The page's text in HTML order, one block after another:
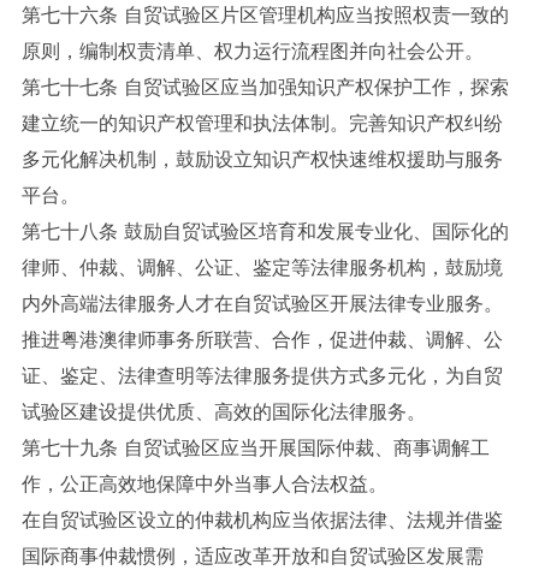
第七十六条 自贸试验区片区管理机构应当按照权责一致的
原则，编制权责清单、权力运行流程图并向社会公开。
第七十七条 自贸试验区应当加强知识产权保护工作，探索
建立统一的知识产权管理和执法体制。完善知识产权纠纷
多元化解决机制，鼓励设立知识产权快速维权援助与服务
平台。
第七十八条 鼓励自贸试验区培育和发展专业化、国际化的
律师、仲裁、调解、公证、鉴定等法律服务机构，鼓励境
内外高端法律服务人才在自贸试验区开展法律专业服务。
推进粤港澳律师事务所联营、合作，促进仲裁、调解、公
证、鉴定、法律查明等法律服务提供方式多元化，为自贸
试验区建设提供优质、高效的国际化法律服务。
第七十九条 自贸试验区应当开展国际仲裁、商事调解工
作，公正高效地保障中外当事人合法权益。
在自贸试验区设立的仲裁机构应当依据法律、法规并借鉴
国际商事仲裁惯例，适应改革开放和自贸试验区发展需